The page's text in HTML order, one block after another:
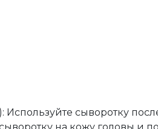
сыворотку после